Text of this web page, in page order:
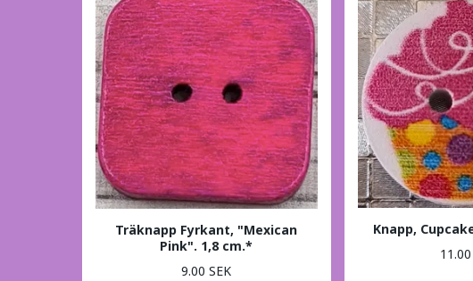
Träknapp Fyrkant, "Mexican
Pink". 1,8 cm.*
9.00 SEK
Knapp,